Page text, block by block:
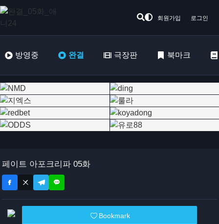
회원가입 로그인
방영중 완결 극장판 북마크
페이트 아포크리파 05화
Bookmark